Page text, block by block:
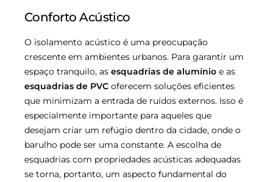
Conforto Acústico
O isolamento acústico é uma preocupação
crescente em ambientes urbanos. Para garantir um
espaço tranquilo, as esquadrias de alumínio e as
esquadrias de PVC oferecem soluções eficientes
que minimizam a entrada de ruídos externos. Isso é
especialmente importante para aqueles que
desejam criar um refúgio dentro da cidade, onde o
barulho pode ser uma constante. A escolha de
esquadrias com propriedades acústicas adequadas
se torna, portanto, um aspecto fundamental do